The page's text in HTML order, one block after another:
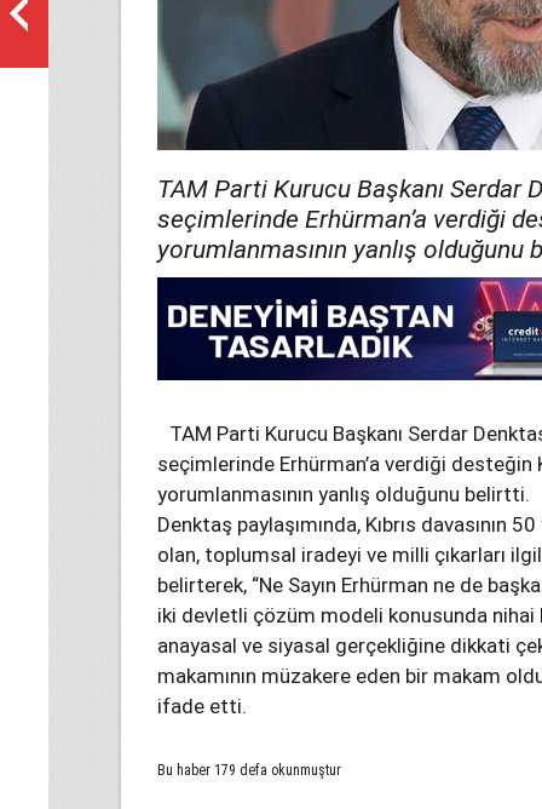
TAM Parti Kurucu Başkanı Serdar
seçimlerinde Erhürman’a verdiği
yorumlanmasının yanlış olduğunu
TAM Parti Kurucu Başkanı Serdar
seçimlerinde Erhürman’a verdiği desteğin
yorumlanmasının yanlış olduğunu belirtti.
Denktaş paylaşımında, Kıbrıs davasının
olan, toplumsal iradeyi ve milli çıkarları
belirterek, “Ne Sayın Erhürman ne de
iki devletli çözüm modeli konusunda nihai
anayasal ve siyasal gerçekliğine dikkati
makamının müzakere eden bir makam
ifade etti.
Bu haber 179 defa okunmuştur